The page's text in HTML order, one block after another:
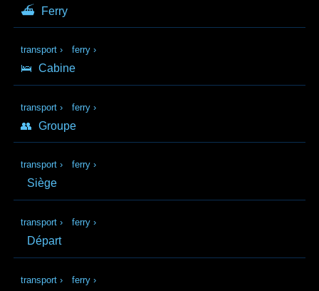
⛴ Ferry
transport › ferry ›
🛌 Cabine
transport › ferry ›
👥 Groupe
transport › ferry ›
Siège
transport › ferry ›
Départ
transport › ferry ›